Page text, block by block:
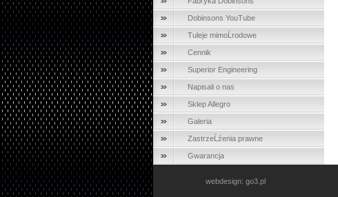
Dobinsons YouTube
Tuleje mimoĹrodowe
Cennik
Superior Engineering
Napisali o nas
Sklep Allegro
Galeria
ZastrzeĹźenia prawne
Gwarancja
webdesign: go3.pl